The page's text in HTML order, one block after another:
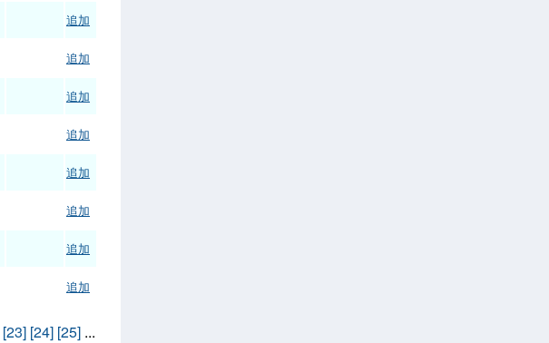
追加
追加
追加
追加
追加
追加
追加
追加
[23] [24] [25]...